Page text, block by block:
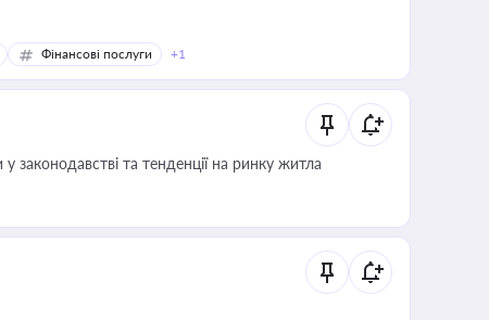
Фінансові послуги +1
законодавстві та тенденції на ринку житла